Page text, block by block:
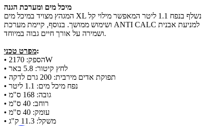
מיכל מים ומערכת הגנה
המגהץ מצויד במיכל מים XL נשלף בנפח 1.1 ליטר המאפשר מילוי קל
ושימוש ממושך. בנוסף, קיימת מערכת ANTI CALC למניעת אבנית
ושמירה על אורך חיים גבוה במיוחד.
מפרט טכני:
• הספק: 2170W
• לחץ קיטור: 5.8 באר
• תפוקת אדים מירבית: 200 גרם לדקה
• נפח מיכל מים: 1.1 ליטר
• גובה: 168 ס"מ
• רוחב: 40 ס"מ
• עומק: 40 ס"מ
• משקל: 11.3 ק"ג